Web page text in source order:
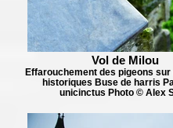
Vol de Milou
Effarouchement des pigeons sur
historiques Buse de harris
unicinctus Photo © Alex